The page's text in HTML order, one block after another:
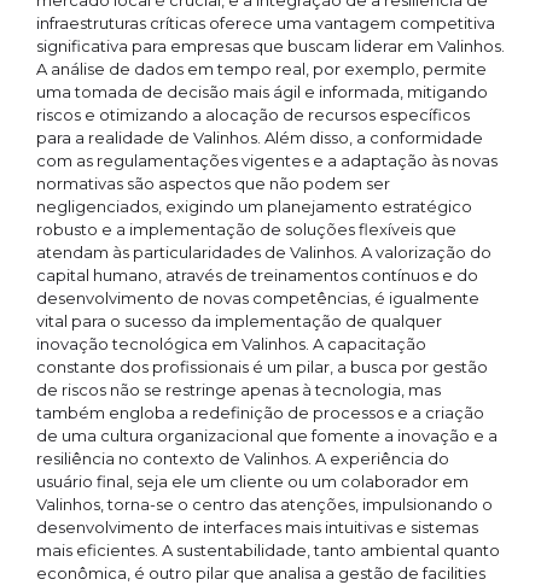
infraestruturas críticas oferece uma vantagem competitiva
significativa para empresas que buscam liderar em Valinhos.
A análise de dados em tempo real, por exemplo, permite
uma tomada de decisão mais ágil e informada, mitigando
riscos e otimizando a alocação de recursos específicos
para a realidade de Valinhos. Além disso, a conformidade
com as regulamentações vigentes e a adaptação às novas
normativas são aspectos que não podem ser
negligenciados, exigindo um planejamento estratégico
robusto e a implementação de soluções flexíveis que
atendam às particularidades de Valinhos. A valorização do
capital humano, através de treinamentos contínuos e do
desenvolvimento de novas competências, é igualmente
vital para o sucesso da implementação de qualquer
inovação tecnológica em Valinhos. A capacitação
constante dos profissionais é um pilar, a busca por gestão
de riscos não se restringe apenas à tecnologia, mas
também engloba a redefinição de processos e a criação
de uma cultura organizacional que fomente a inovação e a
resiliência no contexto de Valinhos. A experiência do
usuário final, seja ele um cliente ou um colaborador em
Valinhos, torna-se o centro das atenções, impulsionando o
desenvolvimento de interfaces mais intuitivas e sistemas
mais eficientes. A sustentabilidade, tanto ambiental quanto
econômica, é outro pilar que analisa a gestão de facilities